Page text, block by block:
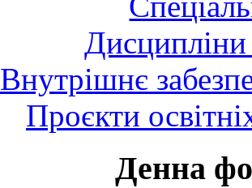
Внутрішнє
Проєкти
Денна